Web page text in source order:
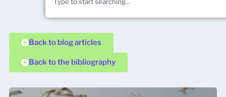
Back to blog articles
Back to the bibliography